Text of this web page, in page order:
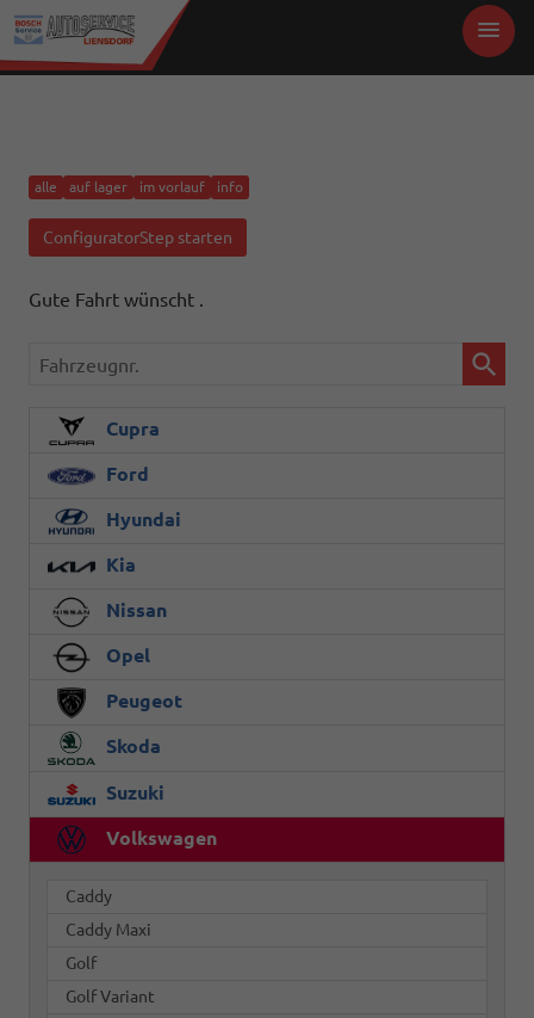
alle auf lager im vorlauf info
ConfiguratorStep starten
Gute Fahrt wünscht .
Fahrzeugnr.
Cupra
Ford
Hyundai
Kia
Nissan
Opel
Peugeot
Skoda
Suzuki
Volkswagen
Caddy
Caddy Maxi
Golf
Golf Variant